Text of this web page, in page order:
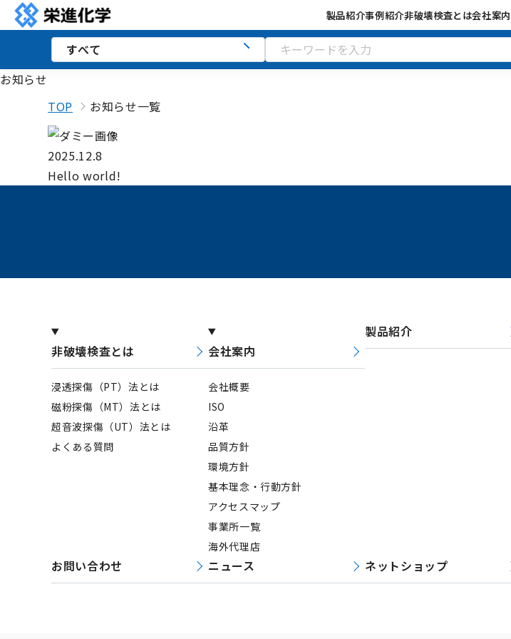
製品紹介事例紹介非破壊検査とは会社案内
お知らせ
TOP
お知らせ一覧
2025.12.8
Hello world!
非破壊検査とは
浸透探傷（PT）法とは
磁粉探傷（MT）法とは
超音波探傷（UT）法とは
よくある質問
会社案内
会社概要
ISO
沿革
品質方針
環境方針
基本理念・行動方針
アクセスマップ
事業所一覧
海外代理店
製品紹介
お問い合わせ ニュース ネットショップ